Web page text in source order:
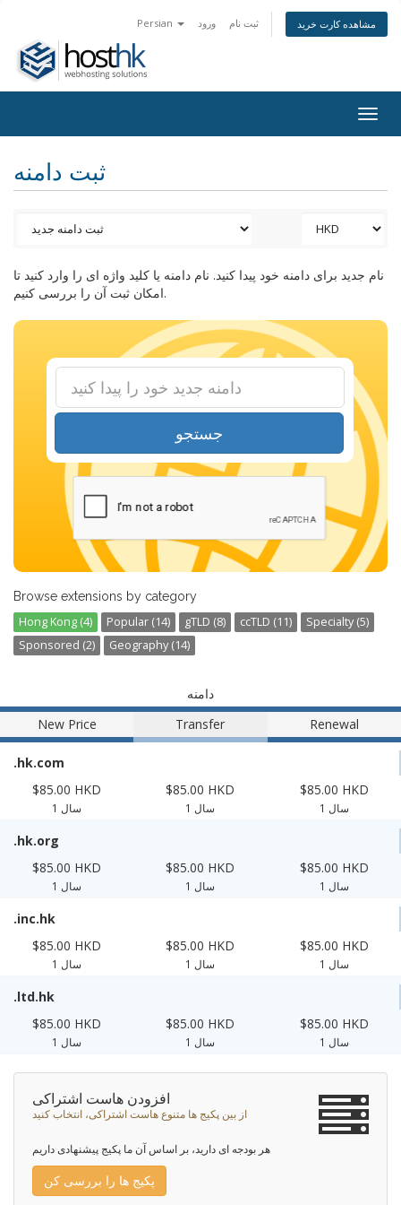
Persian ورود ثبت نام مشاهده کارت خرید
ثبت دامنه
نام جدید برای دامنه خود پیدا کنید. نام دامنه یا کلید واژه ای را وارد کنید تا
امکان ثبت آن را بررسی کنیم.
جستجو
Browse extensions by category
Hong Kong (4) Popular (14) gTLD (8) ccTLD (11)
Specialty (5)
Sponsored (2)
Geography (14)
دامنه
New Price
Transfer Renewal
.hk.com
$85.00 HKD
1 سال
$85.00 HKD
1 سال
$85.00 HKD
1 سال
.hk.org
$85.00 HKD
1 سال
$85.00 HKD
1 سال
$85.00 HKD
1 سال
.inc.hk
$85.00 HKD
1 سال
$85.00 HKD
1 سال
$85.00 HKD
1 سال
.ltd.hk
$85.00 HKD
1 سال
$85.00 HKD
1 سال
$85.00 HKD
1 سال
افزودن هاست اشتراکی
از بین پکیج ها متنوع هاست اشتراکی، انتخاب کنید
هر بودجه ای دارید، بر اساس آن ما پکیج پیشنهادی داریم
پکیج ها را بررسی کن